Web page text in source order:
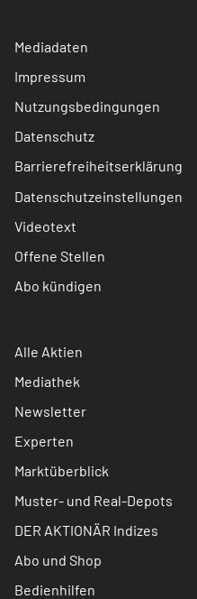
Mediadaten
Impressum
Nutzungsbedingungen
Datenschutz
Barrierefreiheitserklärung
Datenschutzeinstellungen
Videotext
Offene Stellen
Abo kündigen
Alle Aktien
Mediathek
Newsletter
Experten
Marktüberblick
Muster- und Real-Depots
DER AKTIONÄR Indizes
Abo und Shop
Bedienhilfen